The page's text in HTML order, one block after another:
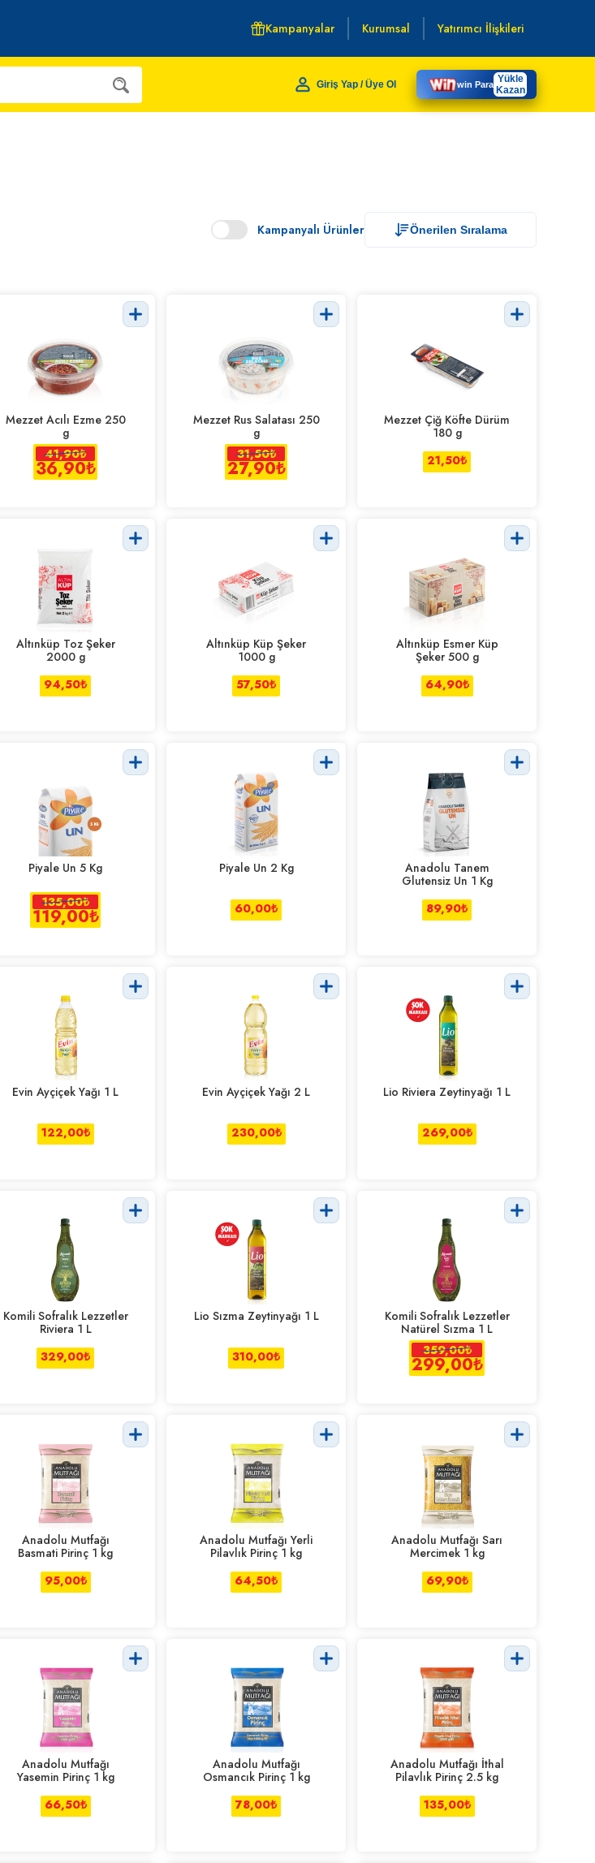
Kampanyalar Kurumsal Yatırımcı İlişkileri
Giriş Yap / Üye Ol win Para Yükle
Kazan
Kampanyalı Ürünler Önerilen Sıralama
Mezzet Acılı Ezme 250
g
41,90₺
36,90₺
Mezzet Rus Salatası 250
g
31,50₺
27,90₺
Mezzet Çiğ Köfte Dürüm
180 g
21,50₺
Altınküp Toz Şeker
2000 g
94,50₺
Altınküp Küp Şeker
1000 g
57,50₺
Altınküp Esmer Küp
Şeker 500 g
64,90₺
Piyale Un 5 Kg
135,00₺
119,00₺
Piyale Un 2 Kg
60,00₺
Anadolu Tanem
Glutensiz Un 1 Kg
89,90₺
Evin Ayçiçek Yağı 1 L
122,00₺
Evin Ayçiçek Yağı 2 L
230,00₺
Lio Riviera Zeytinyağı 1 L
269,00₺
Komili Sofralık Lezzetler
Riviera 1 L
329,00₺
Lio Sızma Zeytinyağı 1 L
310,00₺
Komili Sofralık Lezzetler
Natürel Sızma 1 L
359,00₺
299,00₺
Anadolu Mutfağı
Basmati Pirinç 1 kg
95,00₺
Anadolu Mutfağı Yerli
Pilavlık Pirinç 1 kg
64,50₺
Anadolu Mutfağı Sarı
Mercimek 1 kg
69,90₺
Anadolu Mutfağı
Yasemin Pirinç 1 kg
66,50₺
Anadolu Mutfağı
Osmancık Pirinç 1 kg
78,00₺
Anadolu Mutfağı İthal
Pilavlık Pirinç 2.5 kg
135,00₺